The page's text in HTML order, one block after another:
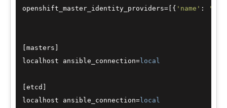
openshift_master_identity_providers=[{ 'name' :
[masters]
localhost ansible_connection=local
[etcd]
localhost ansible_connection=local